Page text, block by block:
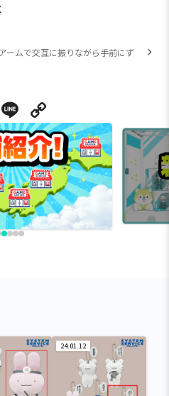
ームで交互に振りながら手前にず
X Line
24.01.12